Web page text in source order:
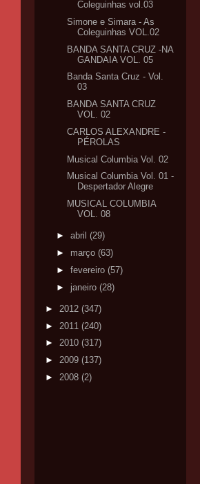
Coleguinhas vol.03
Simone e Simara - As
Coleguinhas VOL.02
BANDA SANTA CRUZ -NA
GANDAIA VOL. 05
Banda Santa Cruz - Vol.
03
BANDA SANTA CRUZ
VOL. 02
CARLOS ALEXANDRE -
PÉROLAS
Musical Columbia Vol. 02
Musical Columbia Vol. 01 -
Despertador Alegre
MUSICAL COLUMBIA
VOL. 08
► abril (29)
► março (63)
► fevereiro (57)
► janeiro (28)
► 2012 (347)
► 2011 (240)
► 2010 (317)
► 2009 (137)
► 2008 (2)